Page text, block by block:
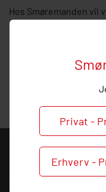
Privat -
Erhverv -
Hos Smøremanden vil
vejledning, så
Vi tilbyder alt indenfor
give dig en
service af
KONTAKT
Smøremanden A/S